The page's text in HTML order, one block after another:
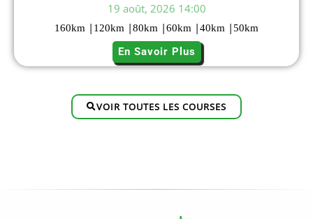
19 août, 2026 14:00
160km | 120km |80km |60km |40km |50km
En Savoir Plus
VOIR TOUTES LES COURSES